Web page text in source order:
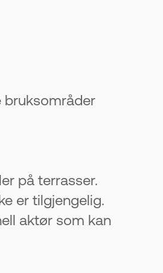
bruksområder
på terrasser.
er tilgjengelig.
aktør som kan